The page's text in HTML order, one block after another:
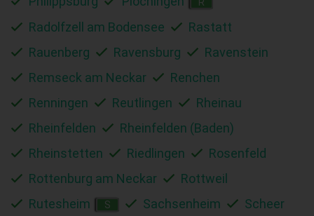
Radolfzell am Bodensee
Rastatt
Rauenberg
Ravensburg
Ravenstein
Remseck am Neckar
Renchen
Renningen
Reutlingen
Rheinau
Rheinfelden
Rheinfelden (Baden)
Rheinstetten
Riedlingen
Rosenfeld
Rottenburg am Neckar
Rottweil
Rutesheim
S Sachsenheim
Scheer